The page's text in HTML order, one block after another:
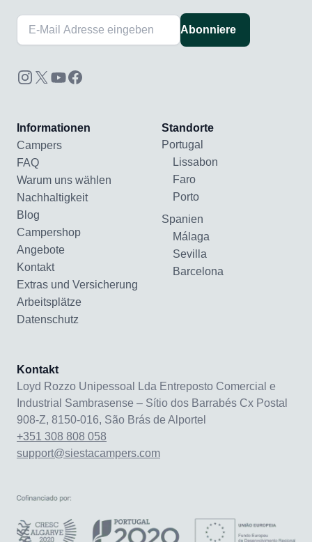
Abonniere
Informationen
Campers
FAQ
Warum uns wählen
Nachhaltigkeit
Blog
Campershop
Angebote
Kontakt
Extras und Versicherung
Arbeitsplätze
Datenschutz
Standorte
Portugal
Lissabon
Faro
Porto
Spanien
Málaga
Sevilla
Barcelona
Kontakt
Loyd Rozzo Unipessoal Lda Entreposto Comercial e
Industrial Sambrasense – Sítio dos Barrabés Cx Postal
908-Z, 8150-016, São Brás de Alportel
+351 308 808 058
support@siestacampers.com